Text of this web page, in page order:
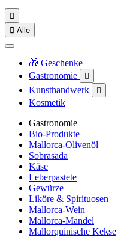

 Alle
🎁 Geschenke
Gastronomie

Kunsthandwerk 
Kosmetik
Gastronomie
Bio-Produkte
Mallorca-Olivenöl
Sobrasada
Käse
Leberpastete
Gewürze
Liköre & Spirituosen
Mallorca-Wein
Mallorca-Mandel
Mallorquinische Kekse